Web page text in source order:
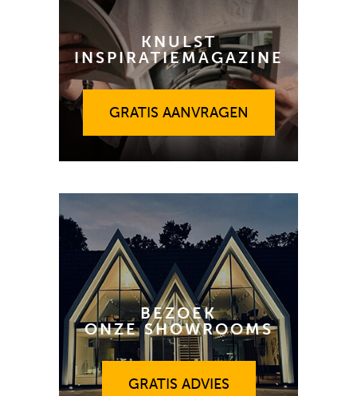
KNULST
INSPIRATIEMAGAZINE
GRATIS AANVRAGEN
GRATIS AANVRAGEN
BEZOEK
ONZE SHOWROOMS
GRATIS ADVIES
GRATIS ADVIES